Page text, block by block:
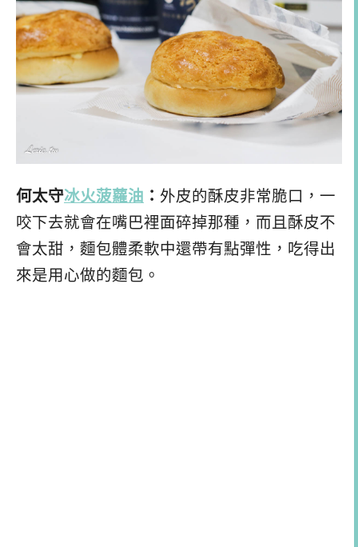
何太守冰火菠蘿油 ： 外皮的酥皮非常脆口，一
咬下去就會在嘴巴裡面碎掉那種，而且酥皮不
會太甜，麵包體柔軟中還帶有點彈性，吃得出
來是用心做的麵包。